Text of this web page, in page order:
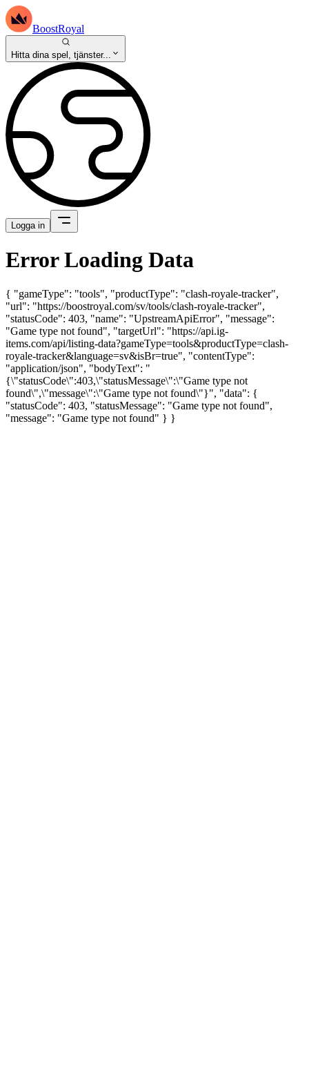
BoostRoyal
Hitta dina spel, tjänster...
Logga in
Error Loading Data
{ "gameType": "tools", "productType": "clash-royale-tracker",
"url": "https://boostroyal.com/sv/tools/clash-royale-tracker",
"statusCode": 403, "name": "UpstreamApiError", "message":
"Game type not found", "targetUrl": "https://api.ig-
items.com/api/listing-data?gameType=tools&productType=clash-
royale-tracker&language=sv&isBr=true", "contentType":
"application/json", "bodyText": "
{\"statusCode\":403,\"statusMessage\":\"Game type not
found\",\"message\":\"Game type not found\"}", "data": {
"statusCode": 403, "statusMessage": "Game type not found",
"message": "Game type not found" } }